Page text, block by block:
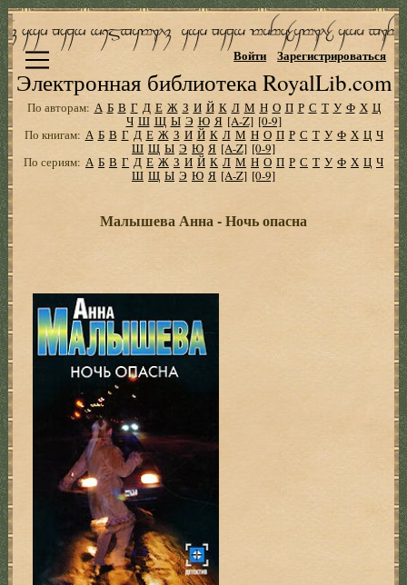
Электронная библиотека RoyalLib.com
Войти Зарегистрироваться
По авторам: А Б В Г Д Е Ж З И Й К Л М Н О П Р С Т У Ф Х Ц
Ч Ш Щ Ы Э Ю Я [A-Z] [0-9]
По книгам: А Б В Г Д Е Ж З И Й К Л М Н О П Р С Т У Ф Х Ц Ч
Ш Щ Ы Э Ю Я [A-Z] [0-9]
По сериям: А Б В Г Д Е Ж З И Й К Л М Н О П Р С Т У Ф Х Ц Ч
Ш Щ Ы Э Ю Я [A-Z] [0-9]
Малышева Анна - Ночь опасна